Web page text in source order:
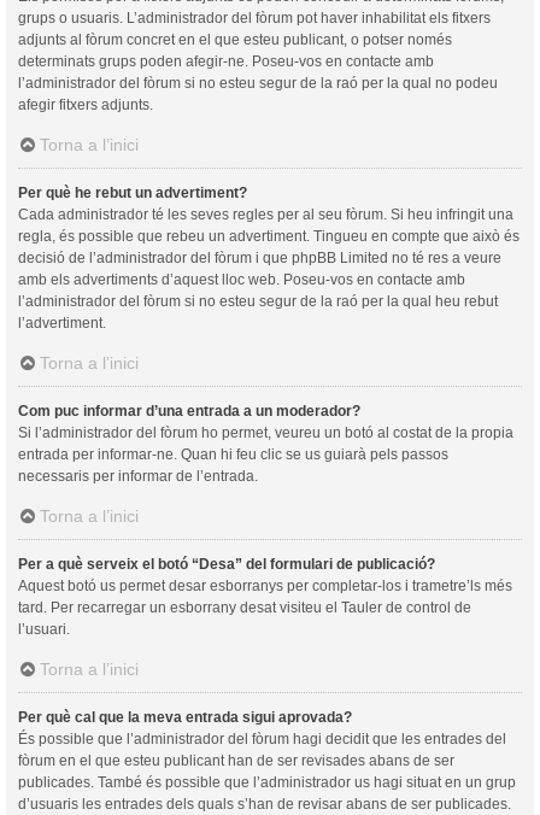
grups o usuaris. L’administrador del fòrum pot haver inhabilitat els fitxers
adjunts al fòrum concret en el que esteu publicant, o potser només
determinats grups poden afegir-ne. Poseu-vos en contacte amb
l’administrador del fòrum si no esteu segur de la raó per la qual no podeu
afegir fitxers adjunts.
Torna a l’inici
Per què he rebut un advertiment?
Cada administrador té les seves regles per al seu fòrum. Si heu infringit una
regla, és possible que rebeu un advertiment. Tingueu en compte que això és
decisió de l’administrador del fòrum i que phpBB Limited no té res a veure
amb els advertiments d’aquest lloc web. Poseu-vos en contacte amb
l’administrador del fòrum si no esteu segur de la raó per la qual heu rebut
l’advertiment.
Torna a l’inici
Com puc informar d’una entrada a un moderador?
Si l’administrador del fòrum ho permet, veureu un botó al costat de la propia
entrada per informar-ne. Quan hi feu clic se us guiarà pels passos
necessaris per informar de l’entrada.
Torna a l’inici
Per a què serveix el botó “Desa” del formulari de publicació?
Aquest botó us permet desar esborranys per completar-los i trametre’ls més
tard. Per recarregar un esborrany desat visiteu el Tauler de control de
l’usuari.
Torna a l’inici
Per què cal que la meva entrada sigui aprovada?
És possible que l’administrador del fòrum hagi decidit que les entrades del
fòrum en el que esteu publicant han de ser revisades abans de ser
publicades. També és possible que l’administrador us hagi situat en un grup
d’usuaris les entrades dels quals s’han de revisar abans de ser publicades.